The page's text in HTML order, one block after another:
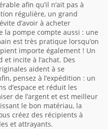
afin qu’il n’ait pas à
régulière, un grand
d’avoir à acheter
la pompe compte aussi : une
est très pratique lorsqu’on
importe également ! Un
incite à l’achat. Des
aident à se
pensez à l’expédition : un
d’espace et réduit les
de l’argent et est meilleur
le bon matériau, la
créez des récipients à
et attrayants.